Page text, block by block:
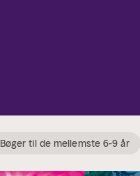
Bøger til de mellemste 6-9 år